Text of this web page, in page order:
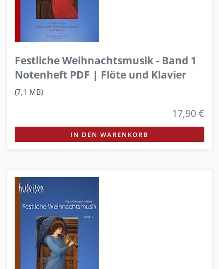
Festliche Weihnachtsmusik - Band 1
Notenheft PDF | Flöte und Klavier
(7,1 MB)
17,90 €
IN DEN WARENKORB